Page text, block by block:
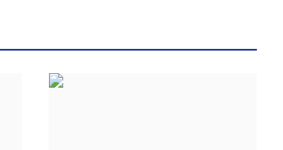
Sirmour Oct 18, 2024 0 214